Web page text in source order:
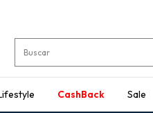
CashBack Sale